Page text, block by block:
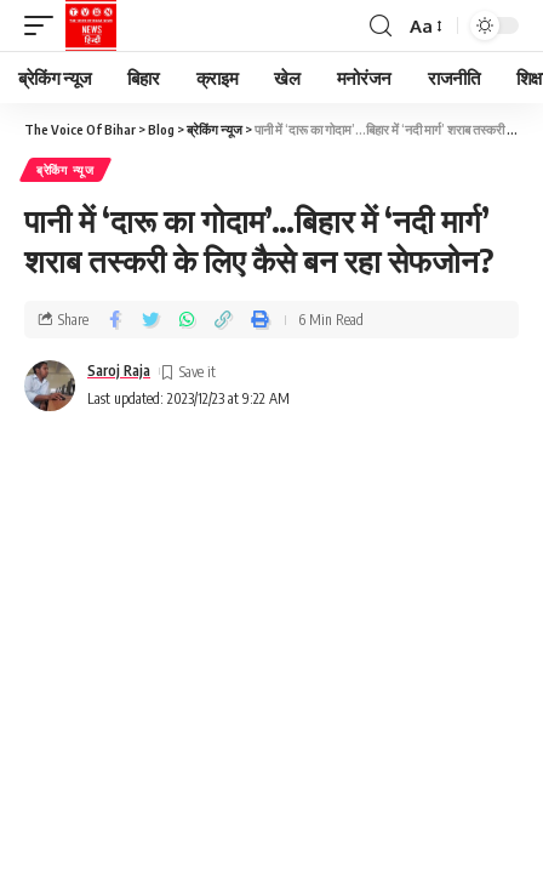
Aa
ब्रेकिंग न्यूज बिहार क्राइम खेल मनोरंजन राजनीति
The Voice Of Bihar >Blog >ब्रेकिंग न्यूज>पानी में ‘दारू का गोदाम’…बिहार में ‘नदी मार्ग’ शराब तस्करी के लिए कैसे बन रहा सेफजोन?
ब्रेकिंग न्यूज
पानी में ‘दारू का गोदाम’…बिहार में ‘नदी मार्ग’
शराब तस्करी के लिए कैसे बन रहा सेफजोन?
Last updated: 2023/12/23 at 9:22 AM
Saroj Raja
Share 6 Min Read